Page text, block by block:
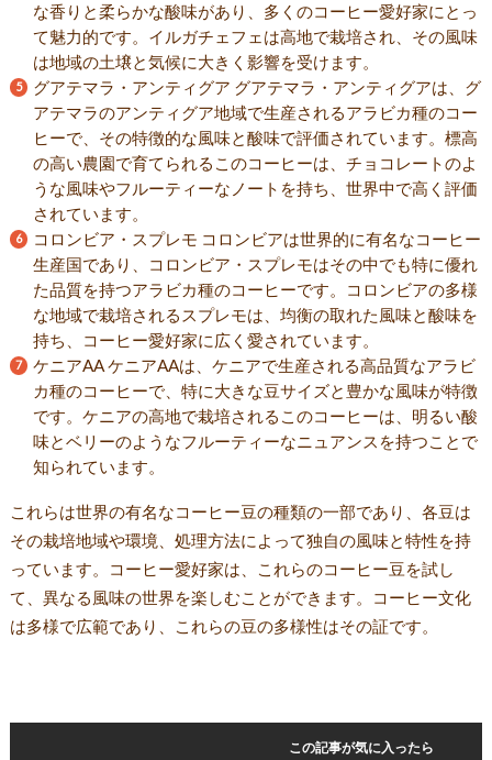
な香りと柔らかな酸味があり、多くのコーヒー愛好家にとっ
て魅力的です。イルガチェフェは高地で栽培され、その風味
は地域の土壌と気候に大きく影響を受けます。
グアテマラ・アンティグア グアテマラ・アンティグアは、グ
アテマラのアンティグア地域で生産されるアラビカ種のコー
ヒーで、その特徴的な風味と酸味で評価されています。標高
の高い農園で育てられるこのコーヒーは、チョコレートのよ
うな風味やフルーティーなノートを持ち、世界中で高く評価
されています。
コロンビア・スプレモ コロンビアは世界的に有名なコーヒー
生産国であり、コロンビア・スプレモはその中でも特に優れ
た品質を持つアラビカ種のコーヒーです。コロンビアの多様
な地域で栽培されるスプレモは、均衡の取れた風味と酸味を
持ち、コーヒー愛好家に広く愛されています。
ケニアAA ケニアAAは、ケニアで生産される高品質なアラビ
カ種のコーヒーで、特に大きな豆サイズと豊かな風味が特徴
です。ケニアの高地で栽培されるこのコーヒーは、明るい酸
味とベリーのようなフルーティーなニュアンスを持つことで
知られています。
これらは世界の有名なコーヒー豆の種類の一部であり、各豆は
その栽培地域や環境、処理方法によって独自の風味と特性を持
っています。コーヒー愛好家は、これらのコーヒー豆を試し
て、異なる風味の世界を楽しむことができます。コーヒー文化
は多様で広範であり、これらの豆の多様性はその証です。
この記事が気に入ったら